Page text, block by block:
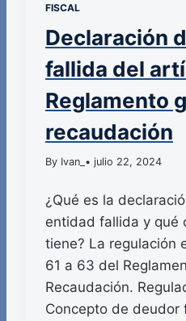
FISCAL
Declaración
fallida del
Reglamento
recaudación
By Ivan_ • julio 22, 2024
¿Qué es la
entidad fallida y qué
tiene? La regulación
61 a 63 del
Recaudación.
Concepto de